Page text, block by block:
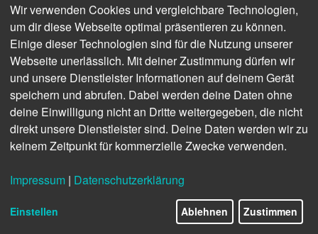
Das Ergebnis:
Sie können Schraubverbindungen
optimal montieren und anziehen
Ihr Weg:
Eintägiges Präsenzseminar mit
Teilnahmebescheinigung und Zeugnis
Finden Sie freie Termine für das Seminar
EN 1591-4
Präsenz | 1 Tag | ab 844,90 € inkl. USt.
Wir verwenden Cookies und vergleichbare Technologien,
um dir diese Webseite optimal präsentieren zu können.
Einige dieser Technologien sind für die Nutzung unserer
Webseite unerlässlich. Mit deiner Zustimmung dürfen wir
und unsere Dienstleister Informationen auf deinem Gerät
speichern und abrufen. Dabei werden deine Daten ohne
deine Einwilligung nicht an Dritte weitergegeben, die nicht
direkt unsere Dienstleister sind. Deine Daten werden wir zu
keinem Zeitpunkt für kommerzielle Zwecke verwenden.
Impressum | Datenschutzerklärung
Einstellen Ablehnen Zustimmen